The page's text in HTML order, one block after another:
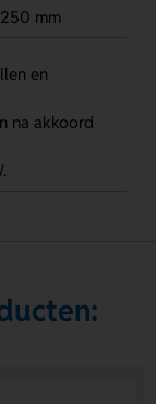
mm
en
na akkoord